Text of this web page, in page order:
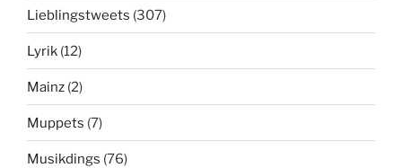
Lieblingstweets (307)
Lyrik (12)
Mainz (2)
Muppets (7)
Musikdings (76)